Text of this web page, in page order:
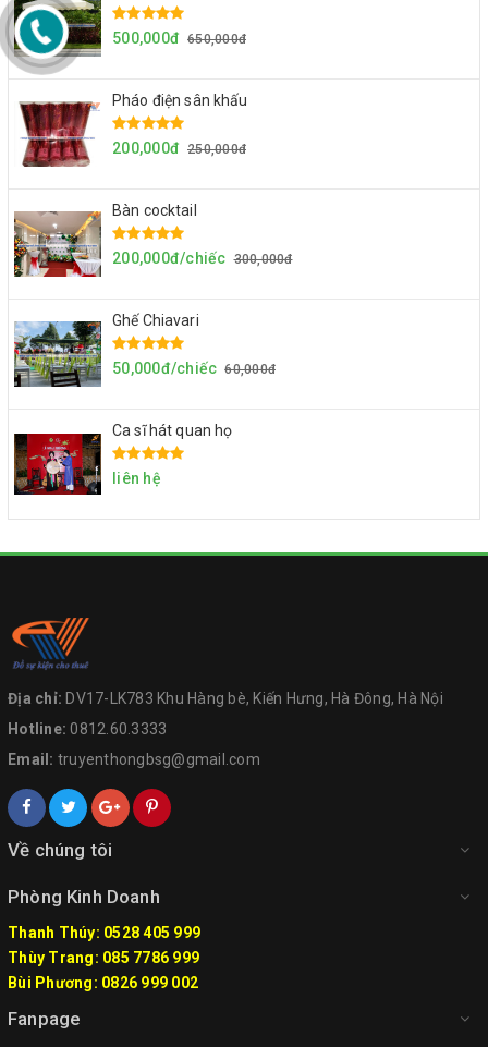
500,000đ 650,000đ
Pháo điện sân khấu
200,000đ 250,000đ
Bàn cocktail
200,000đ/chiếc 300,000đ
Ghế Chiavari
50,000đ/chiếc 60,000đ
Ca sĩ hát quan họ
liên hệ
Địa chỉ: DV17-LK783 Khu Hàng bè, Kiến Hưng, Hà Đông, Hà Nội
Hotline:0812.60.3333
Email: truyenthongbsg@gmail.com
Về chúng tôi
Phòng Kinh Doanh
Thanh Thúy: 0528 405 999
Thùy Trang: 085 7786 999
Bùi Phương: 0826 999 002
Fanpage